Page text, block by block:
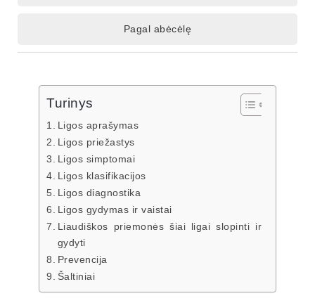
Pagal abėcėlę
Turinys
Ligos aprašymas
Ligos priežastys
Ligos simptomai
Ligos klasifikacijos
Ligos diagnostika
Ligos gydymas ir vaistai
Liaudiškos priemonės šiai ligai slopinti ir
gydyti
Prevencija
Šaltiniai